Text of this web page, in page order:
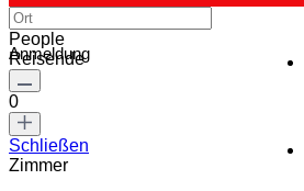
Anmeldung
People
Reisende
0
Schließen
Zimmer